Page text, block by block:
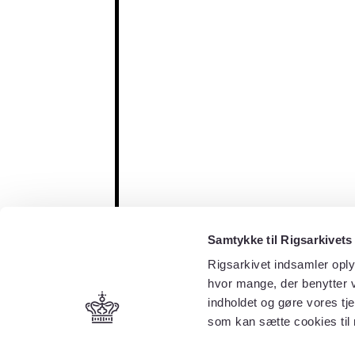
Samtykke til
Rigsarkivet indsamler
hvor mange, der benytter
indholdet og gøre vores
som kan sætte cookies til